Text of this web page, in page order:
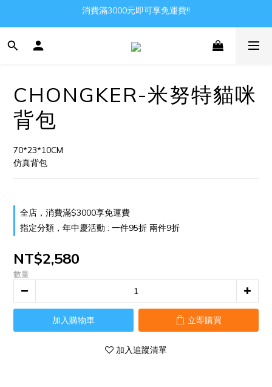
Gather all the joys in the world
消費滿3000元即可享免運費!!
CHONGKER-米努特貓咪
背包
70*23*10CM
仿真背包
全店，消費滿$3000享免運費
指定分類，年中慶活動 : 一件95折 兩件9折
NT$2,580
數量
加入購物車 立即購買
加入追蹤清單